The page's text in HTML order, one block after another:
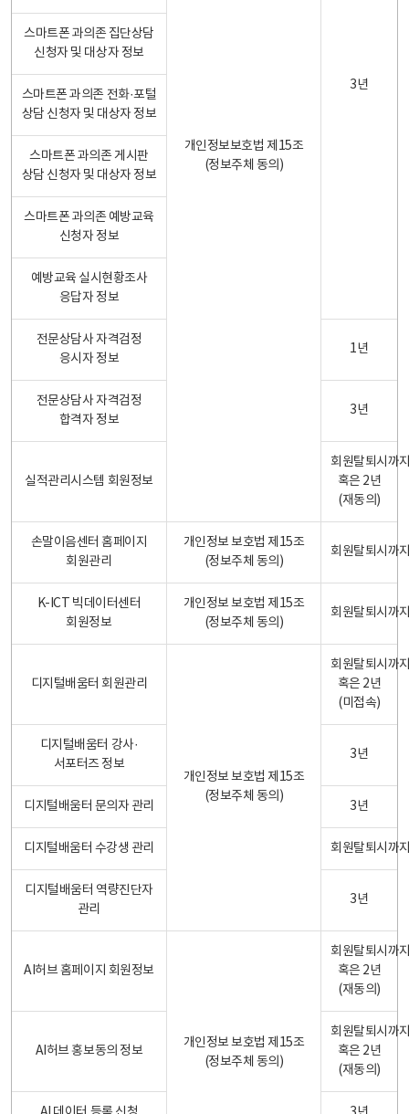
개인정보보호법 제15조
(정보주체 동의)
3년
스마트폰 과의존 집단상담
신청자 및 대상자 정보
스마트폰 과의존 전화·포털
상담 신청자 및 대상자 정보
스마트폰 과의존 게시판
상담 신청자 및 대상자 정보
스마트폰 과의존 예방교육
신청자 정보
예방교육 실시현황조사
응답자 정보
전문상담사 자격검정
응시자 정보
1년
전문상담사 자격검정
합격자 정보
3년
실적관리시스템 회원정보
회원탈퇴시까
혹은 2년
(재동의)
손말이음센터 홈페이지
회원관리
개인정보 보호법 제15조
(정보주체 동의)
회원탈퇴시까
K-ICT 빅데이터센터
회원정보
개인정보 보호법 제15조
(정보주체 동의)
회원탈퇴시까
디지털배움터 회원관리
개인정보 보호법 제15조
(정보주체 동의)
회원탈퇴시까
혹은 2년
(미접속)
디지털배움터 강사·
서포터즈 정보
3년
디지털배움터 문의자 관리 3년
디지털배움터 수강생 관리 회원탈퇴시까
디지털배움터 역량진단자
관리
3년
AI허브 홈페이지 회원정보
개인정보 보호법 제15조
(정보주체 동의)
회원탈퇴시까
혹은 2년
(재동의)
AI허브 홍보동의 정보
회원탈퇴시까
혹은 2년
(재동의)